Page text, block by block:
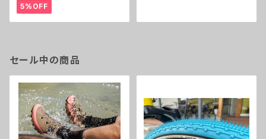
5%OFF
セール中の商品